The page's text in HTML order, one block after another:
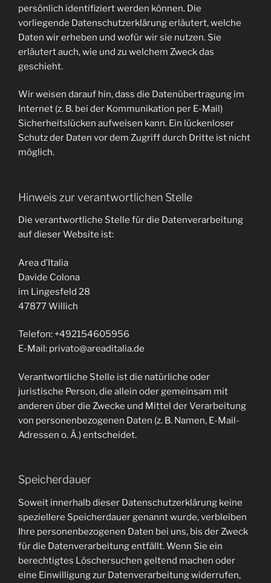
persönlich identifiziert werden können. Die
vorliegende Datenschutzerklärung erläutert, welche
Daten wir erheben und wofür wir sie nutzen. Sie
erläutert auch, wie und zu welchem Zweck das
geschieht.
Wir weisen darauf hin, dass die Datenübertragung im
Internet (z. B. bei der Kommunikation per E-Mail)
Sicherheitslücken aufweisen kann. Ein lückenloser
Schutz der Daten vor dem Zugriff durch Dritte ist nicht
möglich.
Hinweis zur verantwortlichen Stelle
Die verantwortliche Stelle für die Datenverarbeitung
auf dieser Website ist:
Area d’Italia
Davide Colona
im Lingesfeld 28
47877 Willich
Telefon: +492154605956
E-Mail: privato@areaditalia.de
Verantwortliche Stelle ist die natürliche oder
juristische Person, die allein oder gemeinsam mit
anderen über die Zwecke und Mittel der Verarbeitung
von personenbezogenen Daten (z. B. Namen, E-Mail-
Adressen o. Ä.) entscheidet.
Speicherdauer
Soweit innerhalb dieser Datenschutzerklärung keine
speziellere Speicherdauer genannt wurde, verbleiben
Ihre personenbezogenen Daten bei uns, bis der Zweck
für die Datenverarbeitung entfällt. Wenn Sie ein
berechtigtes Löschersuchen geltend machen oder
eine Einwilligung zur Datenverarbeitung widerrufen,